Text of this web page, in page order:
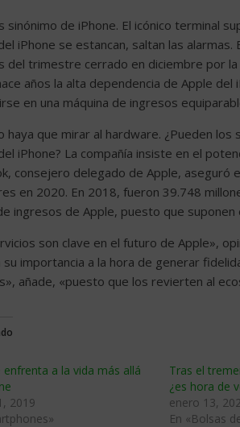
sinónimo de iPhone. El icónico terminal
iPhone se estancan, saltan las
del trimestre cerrado en diciembre por la
años la alta dependencia de Apple
en una máquina de ingresos
haya que mirar al hardware. ¿Pueden
iPhone? La compañía insiste en el
consejero delegado de Apple,
en 2020. En 2018, fueron 39.748
ingresos de Apple, puesto que suponen
son clave en el futuro de Apple»,
su importancia a la hora de generar
añade, «puesto que los revierten al
enfrenta a la vida más allá
2019
Tras el
¿es hora de
enero 13,
En «Bolsas